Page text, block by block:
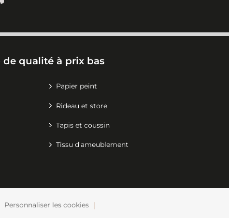
qualité à prix bas
Papier peint
Rideau et store
Tapis et coussin
Tissu d'ameublement
Personnaliser les cookies